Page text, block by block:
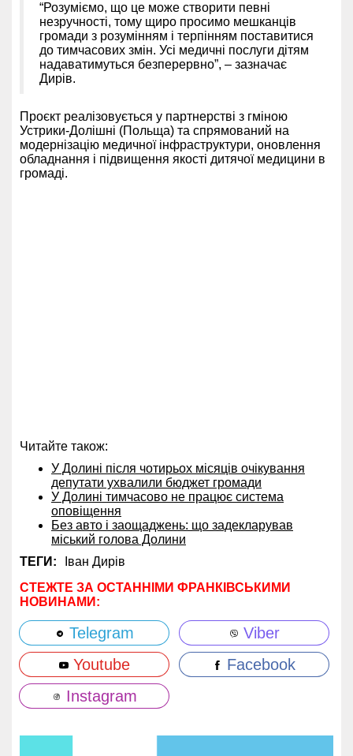
“Розуміємо, що це може створити певні
незручності, тому щиро просимо мешканців
громади з розумінням і терпінням поставитися
до тимчасових змін. Усі медичні послуги дітям
надаватимуться безперервно”, – зазначає
Дирів.
Проєкт реалізовується у партнерстві з гміною
Устрики-Долішні (Польща) та спрямований на
модернізацію медичної інфраструктури, оновлення
обладнання і підвищення якості дитячої медицини в
громаді.
Читайте також:
У Долині після чотирьох місяців очікування
депутати ухвалили бюджет громади
У Долині тимчасово не працює система
оповіщення
Без авто і заощаджень: що задекларував
міський голова Долини
ТЕГИ:
Іван Дирів
СТЕЖТЕ ЗА ОСТАННІМИ ФРАНКІВСЬКИМИ
НОВИНАМИ:
Telegram
Viber
Youtube
Facebook
Instagram